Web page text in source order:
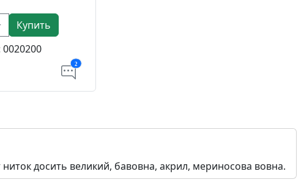
Купить
0020200
2
досить великий, бавовна, акрил, мериносова вовна.